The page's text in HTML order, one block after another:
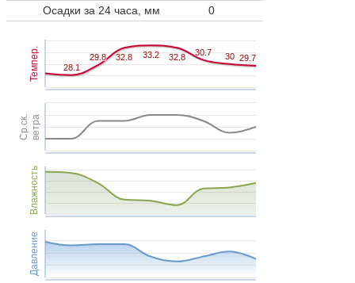
Осадки за 24 часа, мм
0
Темпер.
Ср.ск.ветра
Влажность
Давление
28.1
28.1
29.8
29.8 32.8
32.8 33.2
33.2 32.8
32.8 30.7
30.7 30
30 29.7
29.7